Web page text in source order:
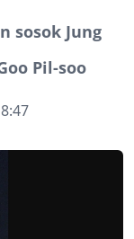
sosok Jung
Pil-soo